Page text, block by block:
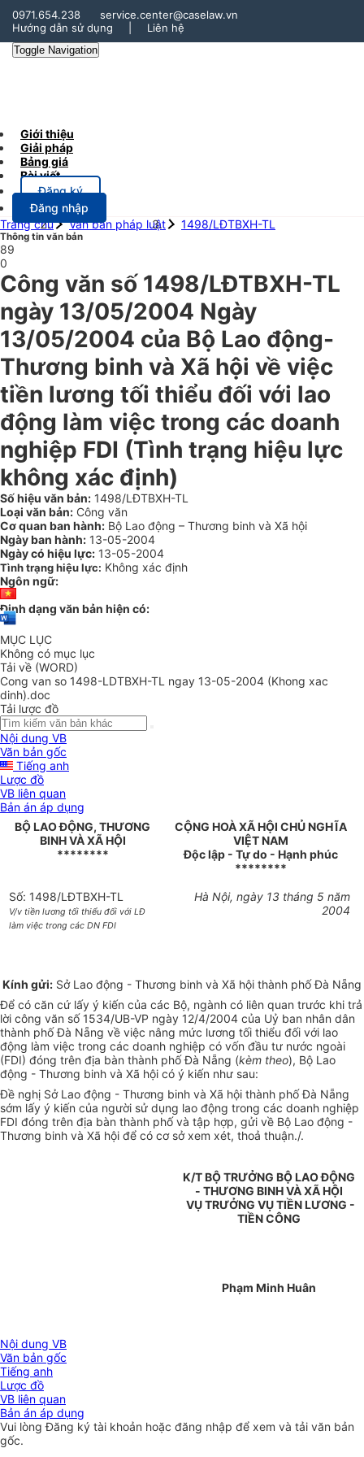
0971.654.238
service.center@caselaw.vn
Hướng dẫn sử dụng
Liên hệ
Toggle Navigation
Giới thiệu
Giải pháp
Bảng giá
Bài viết
Đăng ký
Đăng nhập
Trang chủ
Văn bản pháp luật 1498/LĐTBXH-TL
Thông tin văn bản
89
0
Công văn số 1498/LĐTBXH-TL
ngày 13/05/2004 Ngày
13/05/2004 của Bộ Lao động-
Thương binh và Xã hội về việc
tiền lương tối thiểu đối với lao
động làm việc trong các doanh
nghiệp FDI (Tình trạng hiệu lực
không xác định)
Số hiệu văn bản: 1498/LĐTBXH-TL
Loại văn bản: Công văn
Cơ quan ban hành: Bộ Lao động – Thương binh và Xã hội
Ngày ban hành: 13-05-2004
Ngày có hiệu lực: 13-05-2004
Tình trạng hiệu lực: Không xác định
Ngôn ngữ:
Định dạng văn bản hiện có:
MỤC LỤC
Không có mục lục
Tải về (WORD)
Cong van so 1498-LDTBXH-TL ngay 13-05-2004 (Khong xac
dinh).doc
Tải lược đồ
Nội dung VB
Văn bản gốc
Tiếng anh
Lược đồ
VB liên quan
Bản án áp dụng
BỘ LAO ĐỘNG, THƯƠNG
BINH VÀ XÃ HỘI
********
CỘNG HOÀ XÃ HỘI CHỦ NGHĨA
VIỆT NAM
Độc lập - Tự do - Hạnh phúc
********
Số: 1498/LĐTBXH-TL
V/v tiền lương tối thiểu đối với LĐ
làm việc trong các DN FDI
Hà Nội, ngày 13 tháng 5 năm
2004
Kính gửi: Sở Lao động - Thương binh và Xã hội thành phố Đà Nẵng
Để có căn cứ lấy ý kiến của các Bộ, ngành có liên quan trước khi trả
lời công văn số 1534/UB-VP ngày 12/4/2004 của Uỷ ban nhân dân
thành phố Đà Nẵng về việc nâng mức lương tối thiểu đối với lao
động làm việc trong các doanh nghiệp có vốn đầu tư nước ngoài
(FDI) đóng trên địa bàn thành phố Đà Nẵng (kèm theo), Bộ Lao
động - Thương binh và Xã hội có ý kiến như sau:
Đề nghị Sở Lao động - Thương binh và Xã hội thành phố Đà Nẵng
sớm lấy ý kiến của người sử dụng lao động trong các doanh nghiệp
FDI đóng trên địa bàn thành phố và tập hợp, gửi về Bộ Lao động -
Thương binh và Xã hội để có cơ sở xem xét, thoả thuận./.
K/T BỘ TRƯỞNG BỘ LAO ĐỘNG
- THƯƠNG BINH VÀ XÃ HỘI
VỤ TRƯỞNG VỤ TIỀN LƯƠNG -
TIỀN CÔNG
Phạm Minh Huân
Nội dung VB
Văn bản gốc
Tiếng anh
Lược đồ
VB liên quan
Bản án áp dụng
Vui lòngĐăng ký tài khoản hoặc đăng nhập để xem và tải văn bản
gốc.